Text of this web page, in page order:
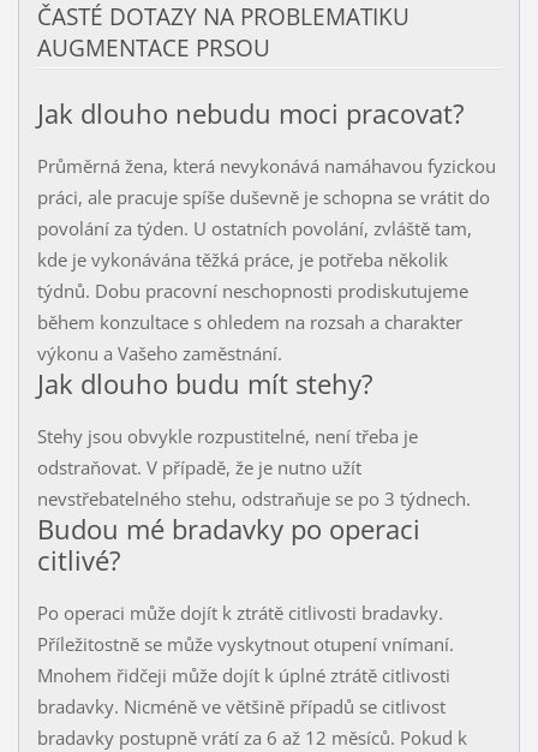
ČASTÉ DOTAZY NA PROBLEMATIKU
AUGMENTACE PRSOU
Jak dlouho nebudu moci pracovat?
Průměrná žena, která nevykonává namáhavou fyzickou
práci, ale pracuje spíše duševně je schopna se vrátit do
povolání za týden. U ostatních povolání, zvláště tam,
kde je vykonávána těžká práce, je potřeba několik
týdnů. Dobu pracovní neschopnosti prodiskutujeme
během konzultace s ohledem na rozsah a charakter
výkonu a Vašeho zaměstnání.
Jak dlouho budu mít stehy?
Stehy jsou obvykle rozpustitelné, není třeba je
odstraňovat. V případě, že je nutno užít
nevstřebatelného stehu, odstraňuje se po 3 týdnech.
Budou mé bradavky po operaci
citlivé?
Po operaci může dojít k ztrátě citlivosti bradavky.
Příležitostně se může vyskytnout otupení vnímaní.
Mnohem řidčeji může dojít k úplné ztrátě citlivosti
bradavky. Nicméně ve většině případů se citlivost
bradavky postupně vrátí za 6 až 12 měsíců. Pokud k